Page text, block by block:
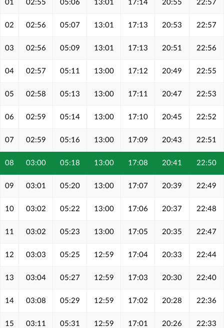
01 02:55 05:06 13:01 17:14 20:55 22:57
02 02:56 05:07 13:01 17:13 20:53 22:57
03 02:56 05:09 13:01 17:13 20:51 22:56
04 02:57 05:11 13:00 17:12 20:49 22:55
05 02:58 05:13 13:00 17:11 20:47 22:53
06 02:59 05:14 13:00 17:10 20:45 22:52
07 02:59 05:16 13:00 17:09 20:43 22:51
08 03:00 05:18 13:00 17:08 20:41 22:50
09 03:01 05:20 13:00 17:07 20:39 22:49
10 03:02 05:22 13:00 17:06 20:37 22:48
11 03:02 05:23 13:00 17:05 20:35 22:47
12 03:03 05:25 12:59 17:04 20:33 22:44
13 03:04 05:27 12:59 17:03 20:30 22:40
14 03:08 05:29 12:59 17:02 20:28 22:36
15 03:11 05:31 12:59 17:01 20:26 22:33